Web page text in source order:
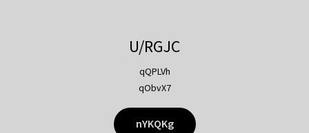
U/RGJC
qQPLVh
qObvX7
nYKQKg